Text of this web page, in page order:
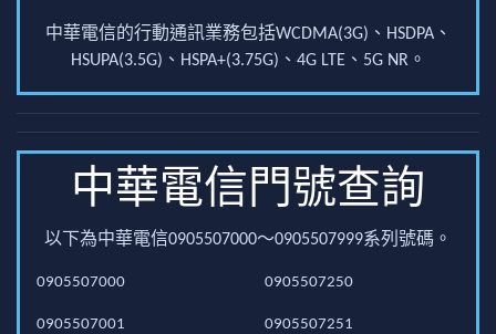
中華電信的行動通訊業務包括WCDMA(3G)、HSDPA、
HSUPA(3.5G)、HSPA+(3.75G)、4G LTE、5G NR。
中華電信門號查詢
以下為中華電信0905507000～0905507999系列號碼。
0905507000
0905507001
0905507250
0905507251